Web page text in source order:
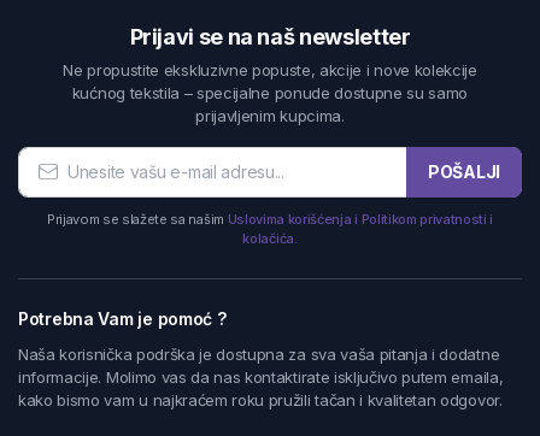
Prijavi se na naš newsletter
Ne propustite ekskluzivne popuste, akcije i nove kolekcije
kućnog tekstila – specijalne ponude dostupne su samo
prijavljenim kupcima.
POŠALJI
Prijavom se slažete sa našim Uslovima korišćenja i Politikom privatnosti i
kolačića.
Potrebna Vam je pomoć ?
Naša korisnička podrška je dostupna za sva vaša pitanja i dodatne
informacije. Molimo vas da nas kontaktirate isključivo putem emaila,
kako bismo vam u najkraćem roku pružili tačan i kvalitetan odgovor.